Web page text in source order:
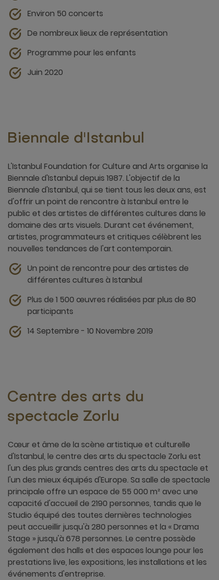
Environ 50 concerts
De nombreux lieux de représentation
Programme pour les enfants
Juin 2020
Biennale d'Istanbul
L'Istanbul Foundation for Culture and Arts organise la
Biennale d'Istanbul depuis 1987. L'objectif de la
Biennale d'Istanbul, qui se tient tous les deux ans, est
d'offrir un point de rencontre à Istanbul entre le
public et des artistes de différentes cultures dans le
domaine des arts visuels. Durant cet événement,
artistes, programmateurs et critiques célèbrent les
nouvelles tendances de l'art contemporain.
Un point de rencontre pour des artistes de
différentes cultures à Istanbul
Plus de 1 500 œuvres réalisées par plus de 80
participants
14 Septembre - 10 Novembre 2019
Centre des arts du
spectacle Zorlu
Cœur et âme de la scène artistique et culturelle
d'Istanbul, le centre des arts du spectacle Zorlu est
l'un des plus grands centres des arts du spectacle et
l'un des mieux équipés d'Europe. Sa salle de spectacle
principale offre un espace de 55 000 m² avec une
capacité d'accueil de 2190 personnes, tandis que le
Studio équipé des toutes dernières technologies
peut accueillir jusqu'à 280 personnes et la « Drama
Stage » jusqu'à 678 personnes. Le centre possède
également des halls et des espaces lounge pour les
prestations live, les expositions, les installations et les
événements d'entreprise.